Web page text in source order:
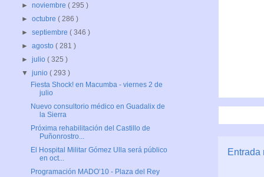
Entrada
►noviembre( 295 )
►octubre( 286 )
►septiembre( 346 )
►agosto( 281 )
►julio( 325 )
▼junio( 293 )
Fiesta Shock! en Macumba - viernes 2 de
julio
Nuevo consultorio médico en Guadalix de
la Sierra
Próxima rehabilitación del Castillo de
Puñonrostro...
El Hospital Militar Gómez Ulla será público
en oct...
Programación MADO’10 - Plaza del Rey